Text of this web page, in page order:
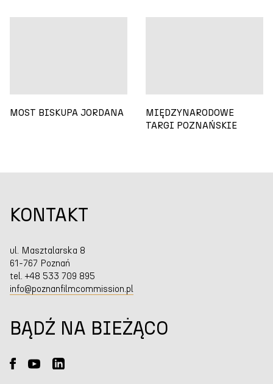
MOST BISKUPA JORDANA
MIĘDZYNARODOWE
TARGI POZNAŃSKIE
KONTAKT
ul. Masztalarska 8
61-767 Poznań
tel. +48 533 709 895
info@poznanfilmcommission.pl
BĄDŹ NA BIEŻĄCO